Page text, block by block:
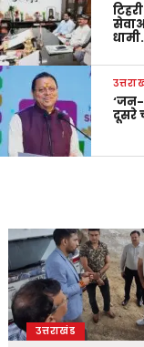
दूसरे
उत्तराखंड